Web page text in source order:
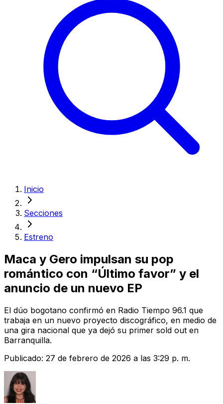
Inicio
Secciones
Estreno
Maca y Gero impulsan su pop
romántico con “Último favor” y el
anuncio de un nuevo EP
El dúo bogotano confirmó en Radio Tiempo 96.1 que
trabaja en un nuevo proyecto discográfico, en medio de
una gira nacional que ya dejó su primer sold out en
Barranquilla.
Publicado: 27 de febrero de 2026 a las 3:29 p. m.